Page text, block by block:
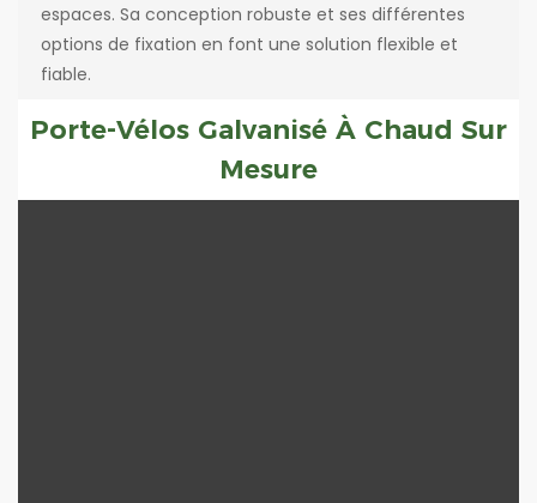
espaces. Sa conception robuste et ses différentes
options de fixation en font une solution flexible et
fiable.
Porte-Vélos Galvanisé À Chaud Sur
Mesure